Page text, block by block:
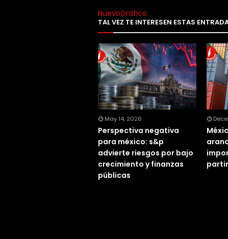
NuevoGráfico
TAL VEZ TE INTERESEN ESTAS
May 14, 2026
Perspectiva negativa
para méxico: s&p
advierte riesgos por bajo
crecimiento y finanzas
públicas